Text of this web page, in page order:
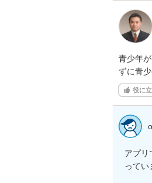
青少年
ずに青
役に
アプリ
ってい